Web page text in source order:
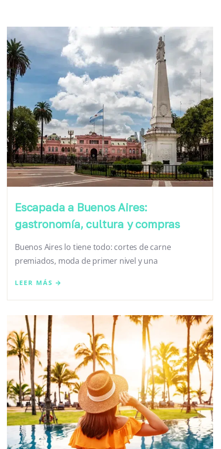
Escapada a Buenos Aires:
gastronomía, cultura y compras
Buenos Aires lo tiene todo: cortes de carne
premiados, moda de primer nivel y una
LEER MÁS